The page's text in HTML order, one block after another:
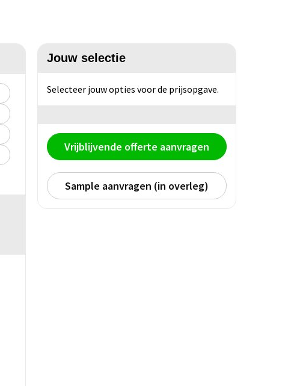
Jouw selectie
Selecteer jouw opties voor de prijsopgave.
Vrijblijvende offerte aanvragen
Sample aanvragen (in overleg)